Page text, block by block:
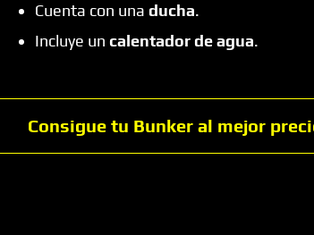
Cuenta con una ducha.
Incluye un calentador de agua.
Consigue tu Bunker al mejor